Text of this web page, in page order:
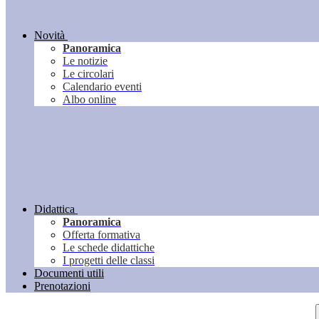
Novità
Panoramica
Le notizie
Le circolari
Calendario eventi
Albo online
Didattica
Panoramica
Offerta formativa
Le schede didattiche
I progetti delle classi
Documenti utili
Prenotazioni